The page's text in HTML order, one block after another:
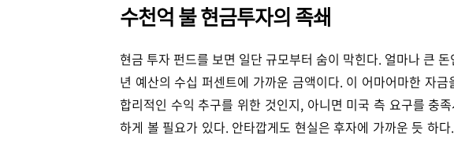
수천억 불 현금투자의 족쇄
현금 투자 펀드를 보면 일단 규모부터 숨이 막힌다. 얼마나 큰
년 예산의 수십 퍼센트에 가까운 금액이다. 이 어마어마한 자
합리적인 수익 추구를 위한 것인지, 아니면 미국 측 요구를 충
하게 볼 필요가 있다. 안타깝게도 현실은 후자에 가까운 듯 하